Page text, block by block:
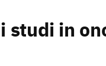
studi in